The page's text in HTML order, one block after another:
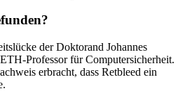
der Doktorand Johannes
Professor für Computersicherheit.
erbracht, dass Retbleed ein